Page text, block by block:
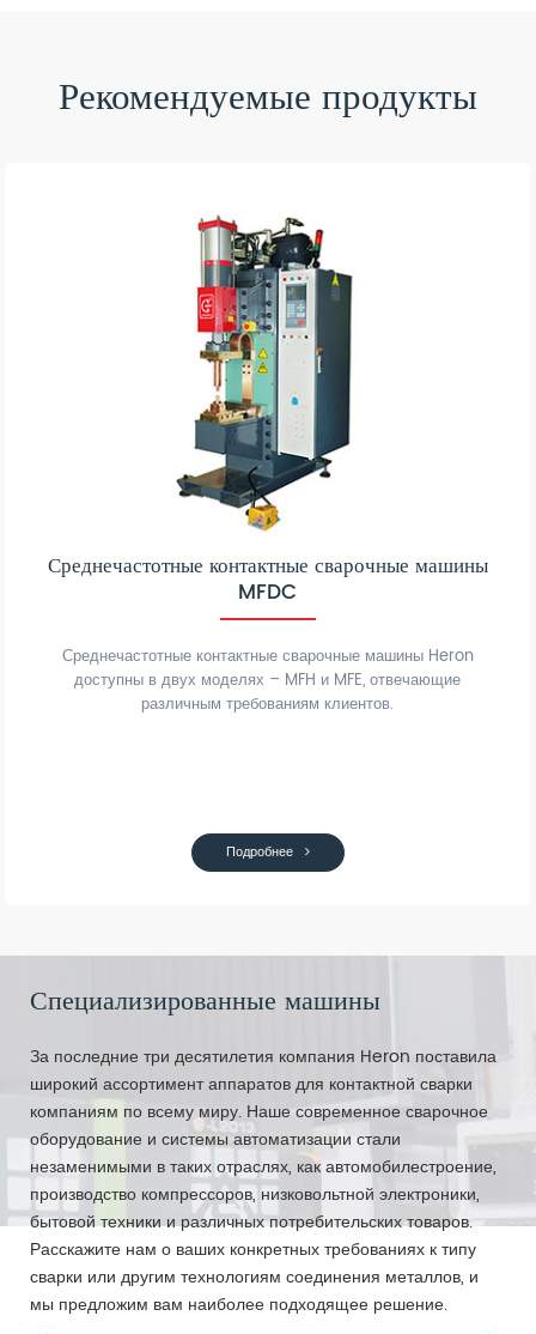
Рекомендуемые продукты
Среднечастотные контактные сварочные машины
MFDC
Среднечастотные контактные сварочные машины Heron
доступны в двух моделях – MFH и MFE, отвечающие
различным требованиям клиентов.
Подробнее
Специализированные машины
За последние три десятилетия компания Heron поставила
широкий ассортимент аппаратов для контактной сварки
компаниям по всему миру. Наше современное сварочное
оборудование и системы автоматизации стали
незаменимыми в таких отраслях, как автомобилестроение,
производство компрессоров, низковольтной электроники,
бытовой техники и различных потребительских товаров.
Расскажите нам о ваших конкретных требованиях к типу
сварки или другим технологиям соединения металлов, и
мы предложим вам наиболее подходящее решение.